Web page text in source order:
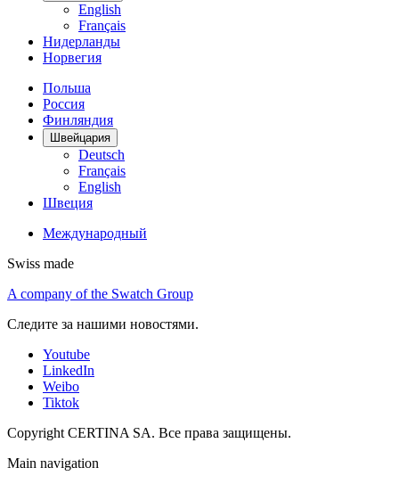
English
Français
Нидерланды
Норвегия
Польша
Россия
Финляндия
Швейцария
Deutsch
Français
English
Швеция
Международный
Swiss made
A company of the Swatch Group
Следите за нашими новостями.
Youtube
LinkedIn
Weibo
Tiktok
Copyright CERTINA SA. Все права защищены.
Main navigation